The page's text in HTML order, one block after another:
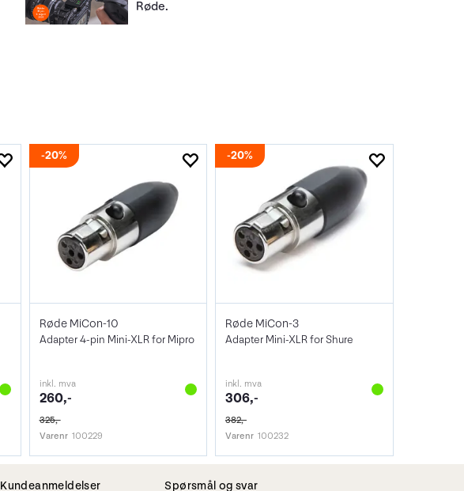
Røde.
20%
Røde MiCon-10
Adapter 4-pin Mini-XLR for Mipro
inkl. mva
260,-
325,-
Varenr 100229
20%
Røde MiCon-3
Adapter Mini-XLR for Shure
inkl. mva
306,-
382,-
Varenr 100232
Kundeanmeldelser Spørsmål og svar